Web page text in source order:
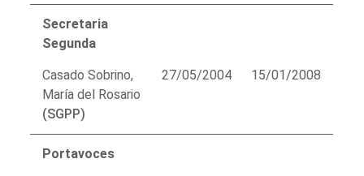
Secretaria
Segunda
Casado Sobrino,
María del Rosario
(SGPP)
27/05/2004 15/01/2008
Portavoces